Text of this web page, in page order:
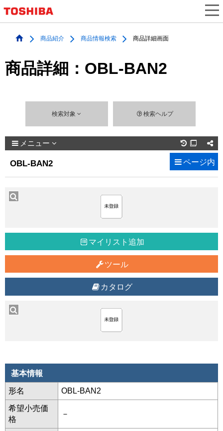
商品紹介 商品情報検索 商品詳細画面
商品詳細：OBL-BAN2
検索対象 検索ヘルプ
メニュー 
OBL-BAN2 ページ内
マイリスト追加
ツール
カタログ
基本情報
形名 OBL-BAN2
希望小売価
格
－